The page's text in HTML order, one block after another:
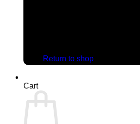
Return to shop
Cart